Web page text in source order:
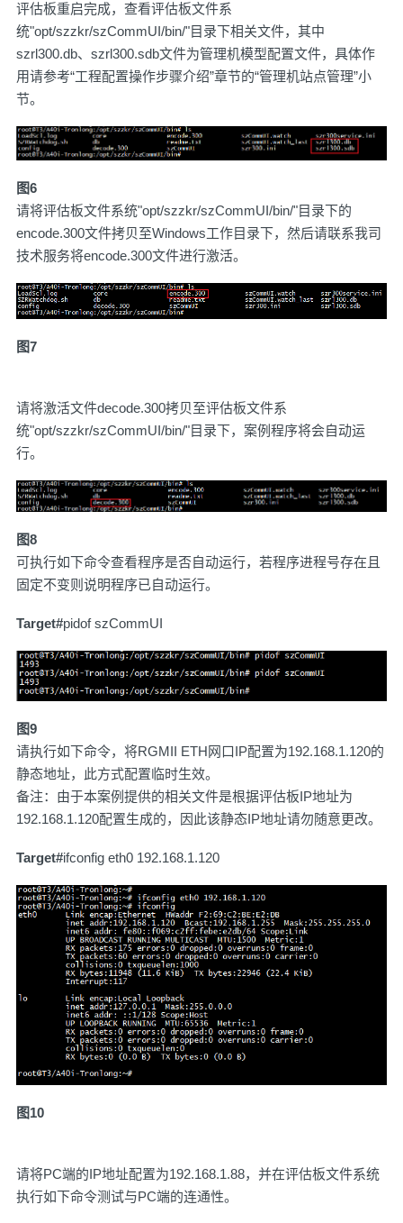
评估板重启完成，查看评估板文件系
统"opt/szzkr/szCommUI/bin/"目录下相关文件，其中
szrl300.db、szrl300.sdb文件为管理机模型配置文件，具体作
用请参考“工程配置操作步骤介绍”章节的“管理机站点管理”小
节。
图6
请将评估板文件系统"opt/szzkr/szCommUI/bin/"目录下的
encode.300文件拷贝至Windows工作目录下，然后请联系我司
技术服务将encode.300文件进行激活。
图7
请将激活文件decode.300拷贝至评估板文件系
统"opt/szzkr/szCommUI/bin/"目录下，案例程序将会自动运
行。
图8
可执行如下命令查看程序是否自动运行，若程序进程号存在且
固定不变则说明程序已自动运行。
Target#pidof szCommUI
图9
请执行如下命令，将RGMII ETH网口IP配置为192.168.1.120的
静态地址，此方式配置临时生效。
备注：由于本案例提供的相关文件是根据评估板IP地址为
192.168.1.120配置生成的，因此该静态IP地址请勿随意更改。
Target#ifconfig eth0 192.168.1.120
图10
请将PC端的IP地址配置为192.168.1.88，并在评估板文件系统
执行如下命令测试与PC端的连通性。